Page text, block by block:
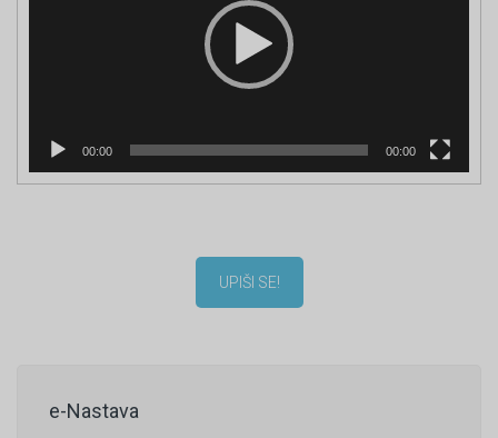
00:00 00:00
UPIŠI SE!
e-Nastava